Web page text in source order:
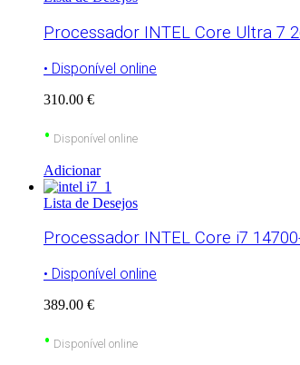
Processador INTEL Core Ultra 7
• Disponível online
310.00 €
• Disponível online
Adicionar
Lista de Desejos
Processador INTEL Core i7
• Disponível online
389.00 €
• Disponível online